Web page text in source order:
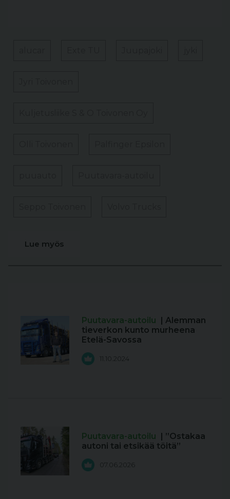
Lue myös
Puutavara-autoilu | Alemman
tieverkon kunto murheena
Etelä-Savossa
11.10.2024
Puutavara-autoilu | ”Ostakaa
autoni tai etsikää töitä”
07.06.2026